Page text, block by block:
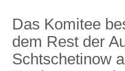
Das Komitee
dem Rest der
Schtschetinow